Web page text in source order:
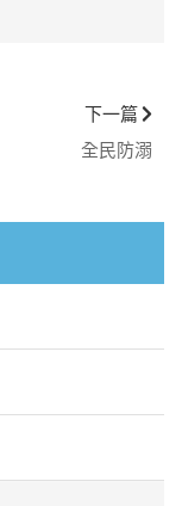
下一篇
全民防溺